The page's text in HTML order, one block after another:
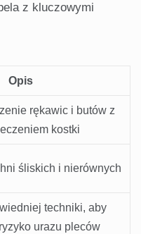
z kluczowymi
Opis
rękawic i butów z
kostki
śliskich i nierównych
techniki, aby
urazu pleców